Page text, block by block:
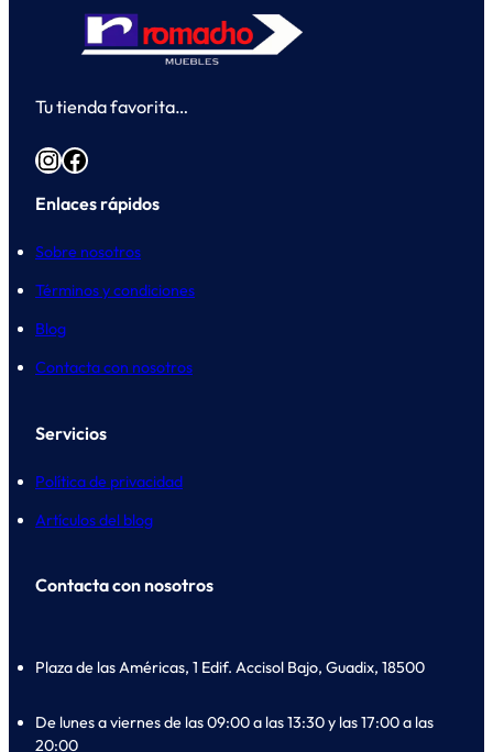
Tu tienda favorita…
InstagramFacebook
Enlaces rápidos
Sobre nosotros
Términos y condiciones
Blog
Contacta con nosotros
Servicios
Política de privacidad
Artículos del blog
Contacta con nosotros
Plaza de las Américas, 1 Edif. Accisol Bajo, Guadix, 18500
De lunes a viernes de las 09:00 a las 13:30 y las 17:00 a las
20:00